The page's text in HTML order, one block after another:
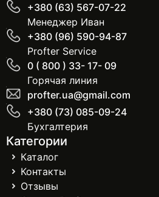
+380 (63) 567-07-22
Менеджер Иван
+380 (96) 590-94-87
Profter Service
0 ( 800 ) 33- 17- 09
Горячая линия
profter.ua@gmail.com
+380 (73) 085-09-24
Бухгалтерия
Категории
Каталог
Контакты
Отзывы